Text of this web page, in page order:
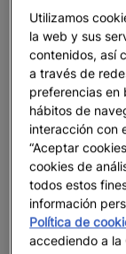
Dalt Vila:
Entre el
buganvillas,el
sobre el mar
que un vigía
la “ciudad
de la
las praderas
y la
está
renacentista
Utilizamos
la web y sus
contenidos, así
a través de
preferencias en
hábitos de
interacción con
“Aceptar
cookies de
todos estos
información
Política de
accediendo a la